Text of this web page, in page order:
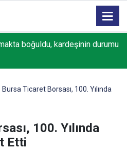
Şöleni" başladı
Bursa Ticaret Borsası, 100. Yılında
100. Yılında
Etti